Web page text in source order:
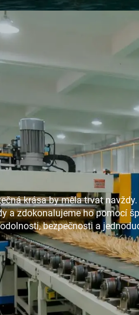
krása by měla trvat
a zdokonalujeme ho pomocí
bezpečnosti a